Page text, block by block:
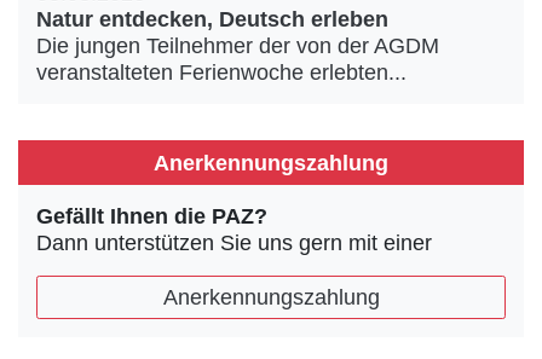
Natur entdecken, Deutsch erleben
Die jungen Teilnehmer der von der AGDM
veranstalteten Ferienwoche erlebten...
Anerkennungszahlung
Gefällt Ihnen die PAZ?
Dann unterstützen Sie uns gern mit einer
Anerkennungszahlung